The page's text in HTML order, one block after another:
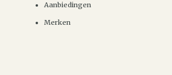
Aanbiedingen
Merken